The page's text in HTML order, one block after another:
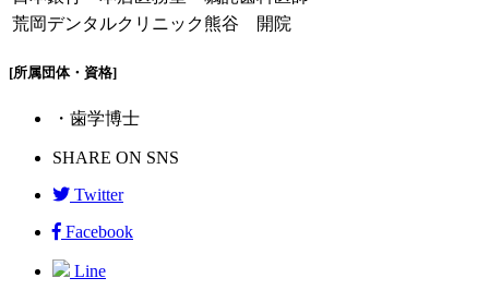
荒岡デンタルクリニック熊谷 開院
[所属団体・資格]
・歯学博士
SHARE ON SNS
Twitter
Facebook
Line